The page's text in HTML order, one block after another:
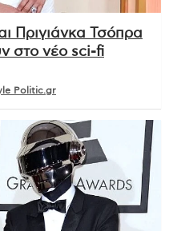
Πριγιάνκα Τσόπρα
στο νέο sci-fi
Politic.gr